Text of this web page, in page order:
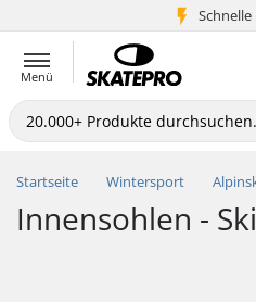
5+
Menü
Startseite Wintersport
Innensohlen - Ski